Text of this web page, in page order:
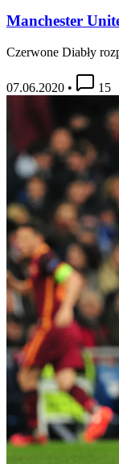
Manchester
Czerwone Diabły
07.06.2020 • 15